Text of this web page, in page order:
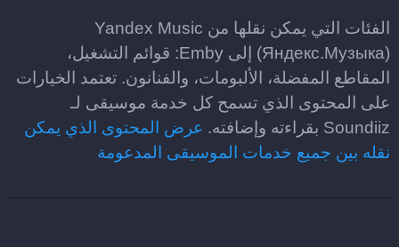
الفئات التي يمكن نقلها من Yandex Music
(Яндекс.Музыка) إلى Emby: قوائم التشغيل،
المقاطع المفضلة، الألبومات، والفنانون. تعتمد الخيارات
على المحتوى الذي تسمح كل خدمة موسيقى لـ
Soundiiz بقراءته وإضافته.
عرض المحتوى الذي يمكن
نقله بين جميع خدمات الموسيقى المدعومة